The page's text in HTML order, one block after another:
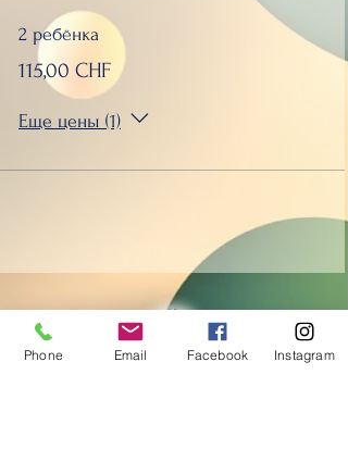
2 ребёнка
115,00 CHF
Еще цены (1)
Phone Email Facebook Instagram